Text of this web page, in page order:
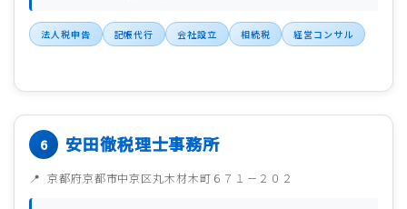
法人税申告 記帳代行 会社設立 相続税 経営コンサル
安田徹税理士事務所
京都府京都市中京区丸木材木町６７１－２０２